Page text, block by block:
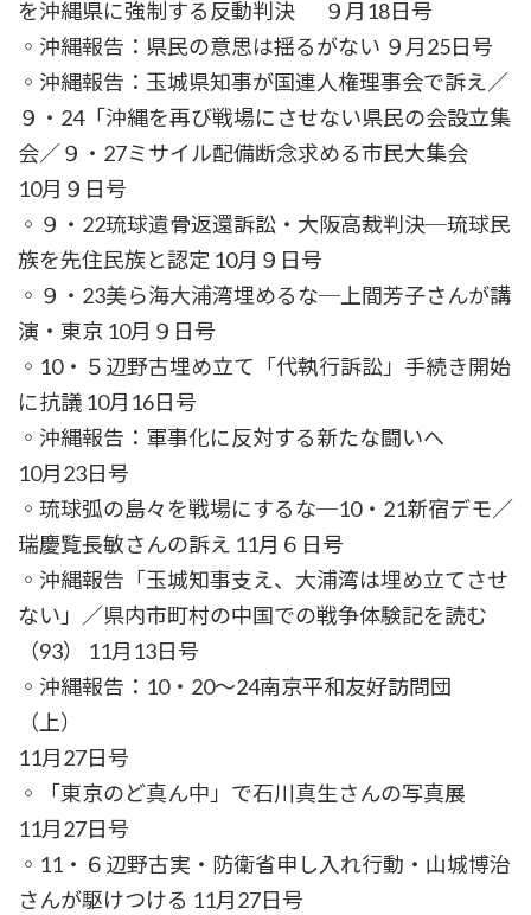
を沖縄県に強制する反動判決 ９月18日号
◦沖縄報告：県民の意思は揺るがない ９月25日号
◦沖縄報告：玉城県知事が国連人権理事会で訴え／
９・24「沖縄を再び戦場にさせない県民の会設立集
会／９・27ミサイル配備断念求める市民大集会
10月９日号
◦９・22琉球遺骨返還訴訟・大阪高裁判決─琉球民
族を先住民族と認定 10月９日号
◦９・23美ら海大浦湾埋めるな─上間芳子さんが講
演・東京 10月９日号
◦10・５辺野古埋め立て「代執行訴訟」手続き開始
に抗議 10月16日号
◦沖縄報告：軍事化に反対する新たな闘いへ
10月23日号
◦琉球弧の島々を戦場にするな─10・21新宿デモ／
瑞慶覧長敏さんの訴え 11月６日号
◦沖縄報告「玉城知事支え、大浦湾は埋め立てさせ
ない」／県内市町村の中国での戦争体験記を読む
（93） 11月13日号
◦沖縄報告：10・20～24南京平和友好訪問団
（上）
11月27日号
◦「東京のど真ん中」で石川真生さんの写真展
11月27日号
◦11・６辺野古実・防衛省申し入れ行動・山城博治
さんが駆けつける 11月27日号